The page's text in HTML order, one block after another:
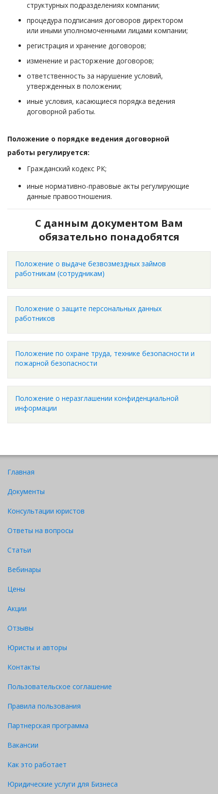
структурных подразделениях компании;
процедура подписания договоров директором
или иными уполномоченными лицами компании;
регистрация и хранение договоров;
изменение и расторжение договоров;
ответственность за нарушение условий,
утвержденных в положении;
иные условия, касающиеся порядка ведения
договорной работы.
Положение о порядке ведения договорной
работы регулируется:
Гражданский кодекс РК;
иные нормативно-правовые акты регулирующие
данные правоотношения.
С данным документом Вам
обязательно понадобятся
Положение о выдаче безвозмездных займов
работникам (сотрудникам)
Положение о защите персональных данных
работников
Положение по охране труда, технике безопасности и
пожарной безопасности
Положение о неразглашении конфиденциальной
информации
Главная
Документы
Консультации юристов
Ответы на вопросы
Статьи
Вебинары
Цены
Акции
Отзывы
Юристы и авторы
Контакты
Пользовательское соглашение
Правила пользования
Партнерская программа
Вакансии
Как это работает
Юридические услуги для Бизнеса